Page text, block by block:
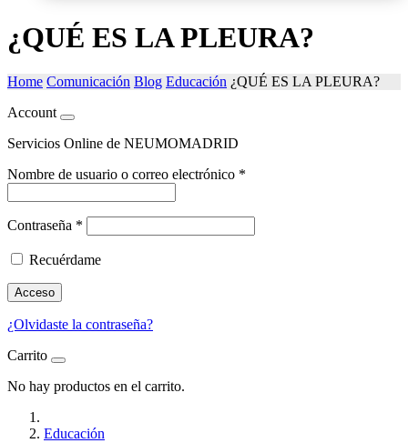
¿QUÉ ES LA PLEURA?
Home Comunicación Blog Educación ¿QUÉ ES LA PLEURA?
Account
Servicios Online de NEUMOMADRID
Nombre de usuario o correo electrónico *
Contraseña *
Recuérdame
Acceso
¿Olvidaste la contraseña?
Carrito
No hay productos en el carrito.
Educación